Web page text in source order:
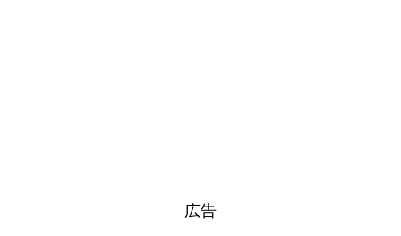
広告